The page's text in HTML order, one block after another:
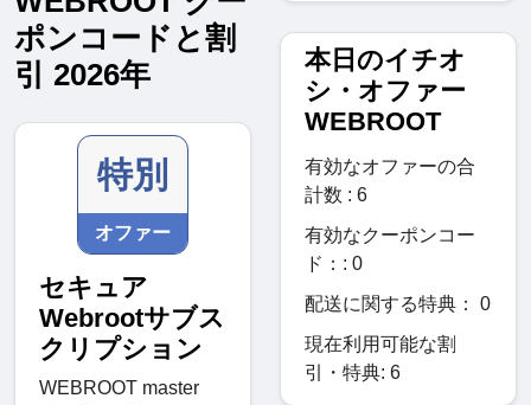
ポンコードと割
引 2026年
特別
オファー
セキュア
Webrootサブス
クリプション
WEBROOT master
本日のイチオ
シ・オファー
WEBROOT
有効なオファーの合
計数 : 6
有効なクーポンコー
ド：: 0
配送に関する特典： 0
現在利用可能な割
引・特典: 6